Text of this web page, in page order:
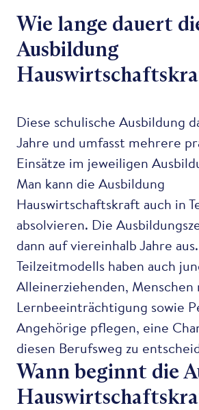
Wie lange dauert
Ausbildung
Diese schulische Ausbildung
Jahre und umfasst mehrere
Einsätze im jeweiligen
Man kann die Ausbildung
Hauswirtschaftskraft auch in
absolvieren. Die
dann auf viereinhalb Jahre
Teilzeitmodells haben auch
Alleinerziehenden, Menschen
Lernbeeinträchtigung sowie
Angehörige pflegen, eine
diesen Berufsweg zu
Wann beginnt die